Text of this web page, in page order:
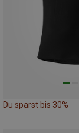
Du sparst bis 30%